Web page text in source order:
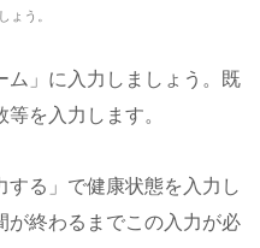
ょう。
」に入力しましょう。既
を入力します。
る」で健康状態を入力し
が終わるまでこの入力が必